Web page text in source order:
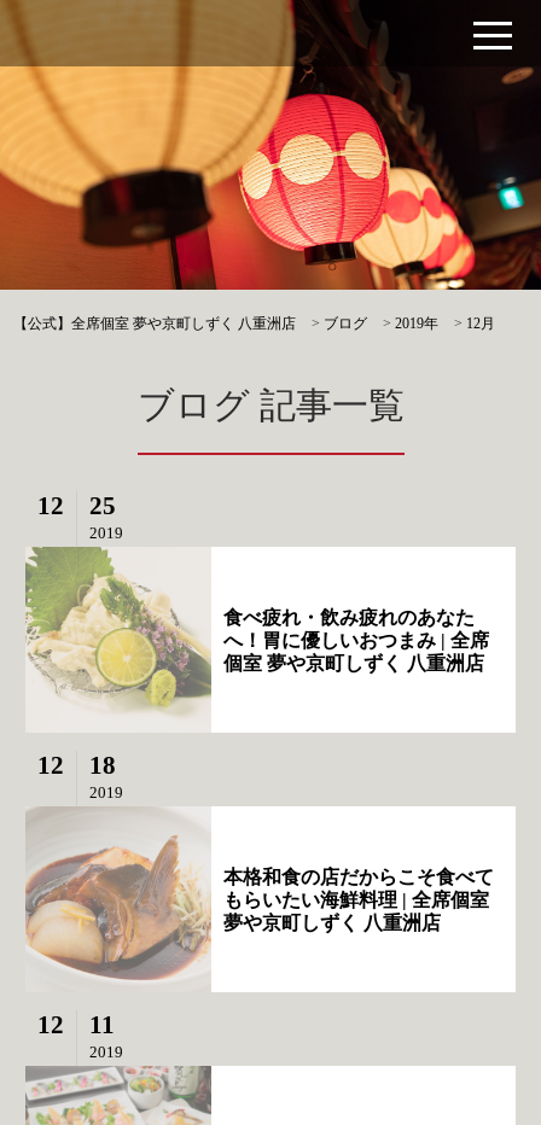
【公式】全席個室 夢や京町しずく 八重洲店 > ブログ >2019年 > 12月
ブログ 記事一覧
12 25
2019
食べ疲れ・飲み疲れのあなた
へ！胃に優しいおつまみ | 全席
個室 夢や京町しずく 八重洲店
12 18
2019
本格和食の店だからこそ食べて
もらいたい海鮮料理 | 全席個室
夢や京町しずく 八重洲店
12 11
2019